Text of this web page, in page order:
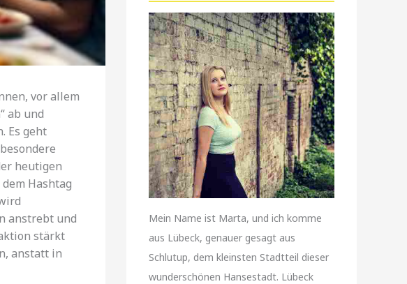
vor allem
ab und
Es geht
heutigen
Hashtag
anstrebt und
stärkt
anstatt in
Mein Name ist Marta, und ich komme
aus Lübeck, genauer gesagt aus
Schlutup, dem kleinsten Stadtteil dieser
wunderschönen Hansestadt. Lübeck